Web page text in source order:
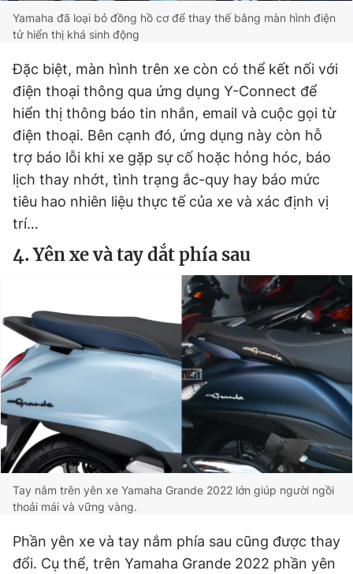
Yamaha đã loại bỏ đồng hồ cơ để thay thế bằng màn hình điện
tử hiển thị khá sinh động
Đặc biệt, màn hình trên xe còn có thể kết nối với
điện thoại thông qua ứng dụng Y-Connect để
hiển thị thông báo tin nhắn, email và cuộc gọi từ
điện thoại. Bên cạnh đó, ứng dụng này còn hỗ
trợ báo lỗi khi xe gặp sự cố hoặc hỏng hóc, báo
lịch thay nhớt, tình trạng ắc-quy hay báo mức
tiêu hao nhiên liệu thực tế của xe và xác định vị
trí…
4. Yên xe và tay dắt phía sau
Tay nắm trên yên xe Yamaha Grande 2022 lớn giúp người ngồi
thoải mái và vững vàng.
Phần yên xe và tay nắm phía sau cũng được thay
đổi. Cụ thể, trên Yamaha Grande 2022 phần yên